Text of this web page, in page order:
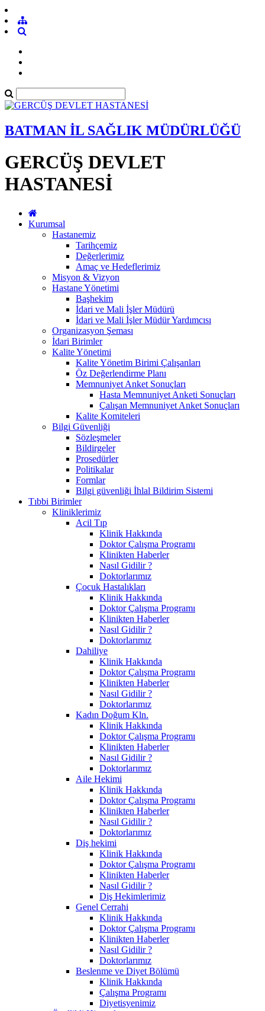
BATMAN İL SAĞLIK MÜDÜRLÜĞÜ
GERCÜŞ DEVLET
HASTANESİ
Kurumsal
Hastanemiz
Tarihçemiz
Değerlerimiz
Amaç ve Hedeflerimiz
Misyon & Vizyon
Hastane Yönetimi
Başhekim
İdari ve Mali İşler Müdürü
İdari ve Mali İşler Müdür Yardımcısı
Organizasyon Şeması
İdari Birimler
Kalite Yönetimi
Kalite Yönetim Birimi Çalışanları
Öz Değerlendirme Planı
Memnuniyet Anket Sonuçları
Hasta Memnuniyet Anketi Sonuçları
Çalışan Memnuniyet Anket Sonuçları
Kalite Komiteleri
Bilgi Güvenliği
Sözleşmeler
Bildirgeler
Prosedürler
Politikalar
Formlar
Bilgi güvenliği İhlal Bildirim Sistemi
Tıbbi Birimler
Kliniklerimiz
Acil Tıp
Klinik Hakkında
Doktor Çalışma Programı
Klinikten Haberler
Nasıl Gidilir ?
Doktorlarımız
Çocuk Hastalıkları
Klinik Hakkında
Doktor Çalışma Programı
Klinikten Haberler
Nasıl Gidilir ?
Doktorlarımız
Dahiliye
Klinik Hakkında
Doktor Çalışma Programı
Klinikten Haberler
Nasıl Gidilir ?
Doktorlarımız
Kadın Doğum Kln.
Klinik Hakkında
Doktor Çalışma Programı
Klinikten Haberler
Nasıl Gidilir ?
Doktorlarımız
Aile Hekimi
Klinik Hakkında
Doktor Çalışma Programı
Klinikten Haberler
Nasıl Gidilir ?
Doktorlarımız
Diş hekimi
Klinik Hakkında
Doktor Çalışma Programı
Klinikten Haberler
Nasıl Gidilir ?
Diş Hekimlerimiz
Genel Cerrahi
Klinik Hakkında
Doktor Çalışma Programı
Klinikten Haberler
Nasıl Gidilir ?
Doktorlarımız
Beslenme ve Diyet Bölümü
Klinik Hakkında
Çalışma Programı
Diyetisyenimiz